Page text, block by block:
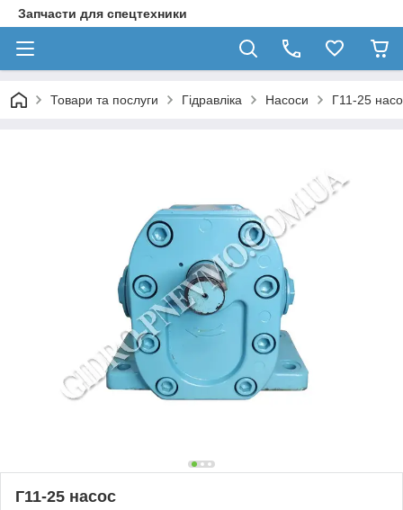
Запчасти для спецтехники
Товари та послуги Гідравліка Насоси Г11-25
Г11-25 насос